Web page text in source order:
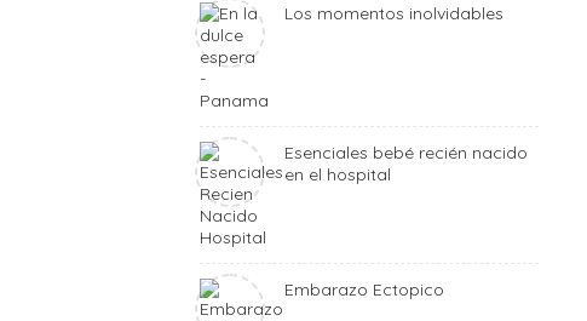
Los momentos inolvidables
Esenciales bebé recién nacido
en el hospital
Embarazo Ectopico